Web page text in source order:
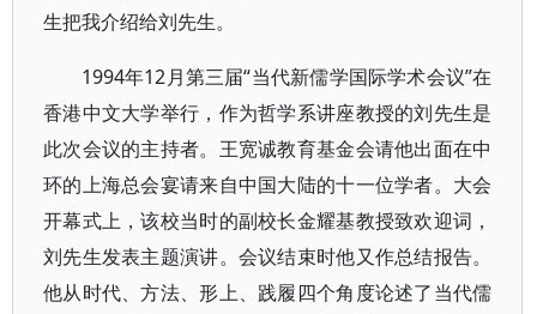
生把我介绍给刘先生。
1994年12月第三届“当代新儒学国际学术会议”在
香港中文大学举行，作为哲学系讲座教授的刘先生是
此次会议的主持者。王宽诚教育基金会请他出面在中
环的上海总会宴请来自中国大陆的十一位学者。大会
开幕式上，该校当时的副校长金耀基教授致欢迎词，
刘先生发表主题演讲。会议结束时他又作总结报告。
他从时代、方法、形上、践履四个角度论述了当代儒